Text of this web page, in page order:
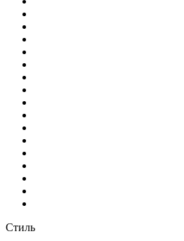
Стиль